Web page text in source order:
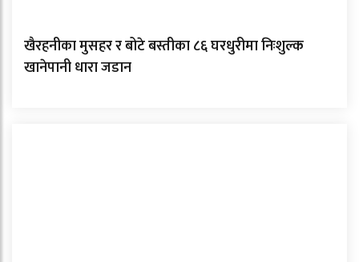
खैरहनीका मुसहर र बोटे बस्तीका ८६ घरधुरीमा निःशुल्क
खानेपानी धारा जडान